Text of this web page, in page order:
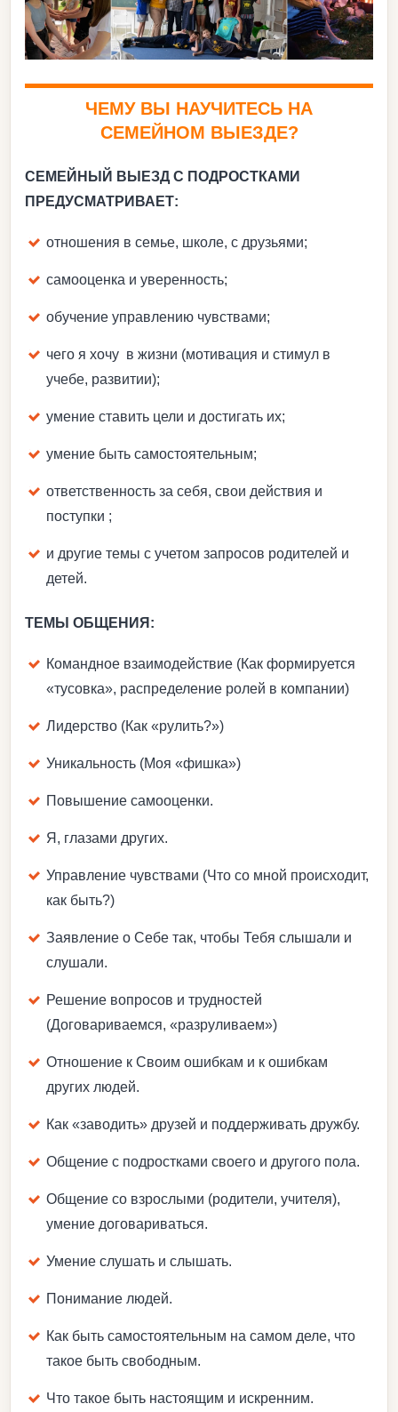
ЧЕМУ ВЫ НАУЧИТЕСЬ НА
СЕМЕЙНОМ ВЫЕЗДЕ?
СЕМЕЙНЫЙ ВЫЕЗД С ПОДРОСТКАМИ
ПРЕДУСМАТРИВАЕТ:
отношения в семье, школе, с друзьями;
самооценка и уверенность;
обучение управлению чувствами;
чего я хочу в жизни (мотивация и стимул в
учебе, развитии);
умение ставить цели и достигать их;
умение быть самостоятельным;
ответственность за себя, свои действия и
поступки ;
и другие темы с учетом запросов родителей и
детей.
ТЕМЫ ОБЩЕНИЯ:
Командное взаимодействие (Как формируется
«тусовка», распределение ролей в компании)
Лидерство (Как «рулить?»)
Уникальность (Моя «фишка»)
Повышение самооценки.
Я, глазами других.
Управление чувствами (Что со мной происходит,
как быть?)
Заявление о Себе так, чтобы Тебя слышали и
слушали.
Решение вопросов и трудностей
(Договариваемся, «разруливаем»)
Отношение к Своим ошибкам и к ошибкам
других людей.
Как «заводить» друзей и поддерживать дружбу.
Общение с подростками своего и другого пола.
Общение со взрослыми (родители, учителя),
умение договариваться.
Умение слушать и слышать.
Понимание людей.
Как быть самостоятельным на самом деле, что
такое быть свободным.
Что такое быть настоящим и искренним.